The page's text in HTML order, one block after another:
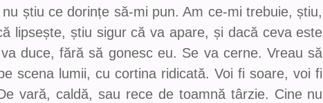
știu ce dorințe să-mi pun. Am ce-mi trebuie, știu,
lipsește, știu sigur că va apare, și dacă ceva este
duce, fără să gonesc eu. Se va cerne. Vreau să
scena lumii, cu cortina ridicată. Voi fi soare, voi fi
vară, caldă, sau rece de toamnă târzie. Cine nu